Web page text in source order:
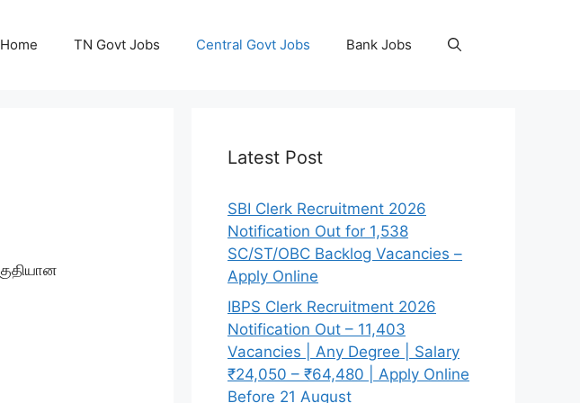
Home TN Govt Jobs Central Govt Jobs Bank Jobs
Latest Post
SBI Clerk Recruitment 2026
Notification Out for 1,538
SC/ST/OBC Backlog Vacancies –
Apply Online
IBPS Clerk Recruitment 2026
Notification Out – 11,403
Vacancies | Any Degree | Salary
₹24,050 – ₹64,480 | Apply Online
Before 21 August